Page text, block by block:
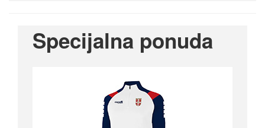
Specijalna ponuda